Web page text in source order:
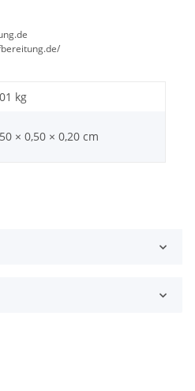
kg
× 0,50 × 0,20 cm